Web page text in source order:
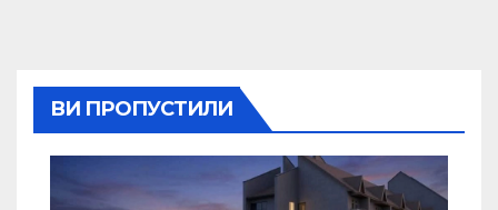
ВИ ПРОПУСТИЛИ